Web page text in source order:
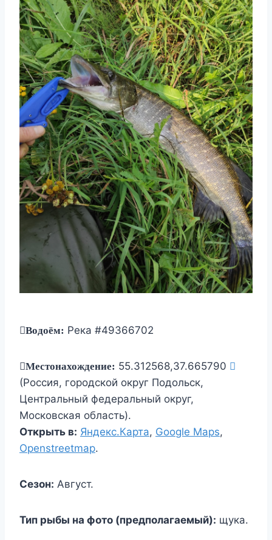
Водоём: Река #49366702
Местонахождение: 55.312568,37.665790
(Россия, городской округ Подольск,
Центральный федеральный округ,
Московская область).
Открыть в: Яндекс.Карта, Google Maps,
Openstreetmap.
Сезон: Август.
Тип рыбы на фото (предполагаемый): щука.